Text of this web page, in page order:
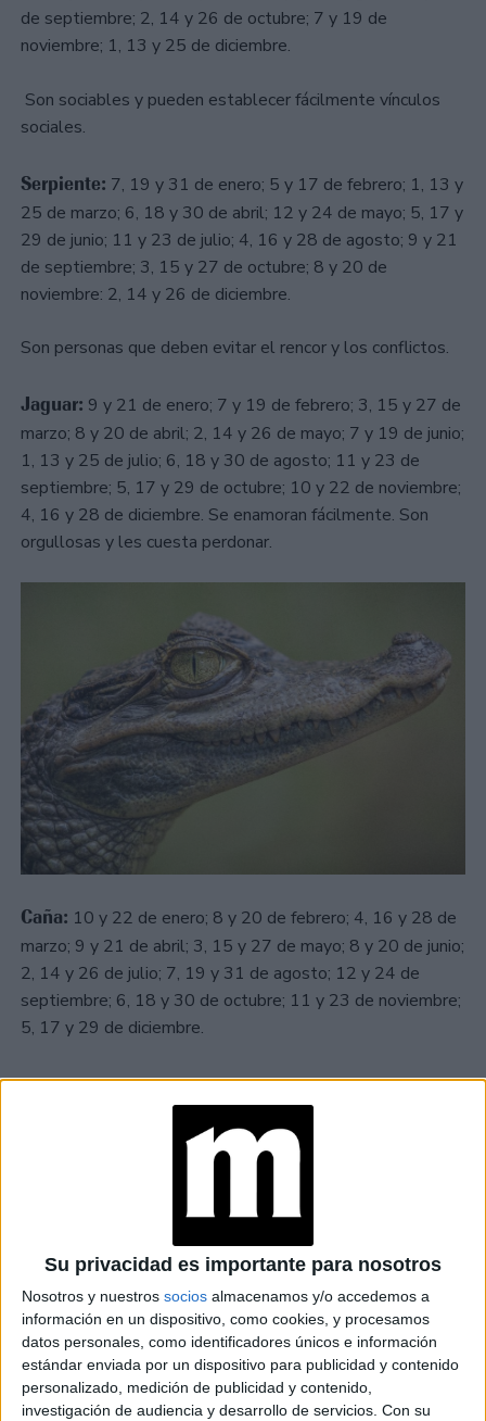
Su privacidad es importante para nosotros
Nosotros y nuestros socios almacenamos y/o accedemos a
información en un dispositivo, como cookies, y procesamos
datos personales, como identificadores únicos e información
estándar enviada por un dispositivo para publicidad y contenido
personalizado, medición de publicidad y contenido,
investigación de audiencia y desarrollo de servicios. Con su
de septiembre; 2, 14 y 26 de octubre; 7 y 19 de
noviembre; 1, 13 y 25 de diciembre.
Son sociables y pueden establecer fácilmente vínculos
sociales.
Serpiente: 7, 19 y 31 de enero; 5 y 17 de febrero; 1, 13 y
25 de marzo; 6, 18 y 30 de abril; 12 y 24 de mayo; 5, 17 y
29 de junio; 11 y 23 de julio; 4, 16 y 28 de agosto; 9 y 21
de septiembre; 3, 15 y 27 de octubre; 8 y 20 de
noviembre: 2, 14 y 26 de diciembre.
Son personas que deben evitar el rencor y los conflictos.
Jaguar: 9 y 21 de enero; 7 y 19 de febrero; 3, 15 y 27 de
marzo; 8 y 20 de abril; 2, 14 y 26 de mayo; 7 y 19 de junio;
1, 13 y 25 de julio; 6, 18 y 30 de agosto; 11 y 23 de
septiembre; 5, 17 y 29 de octubre; 10 y 22 de noviembre;
4, 16 y 28 de diciembre. Se enamoran fácilmente. Son
orgullosas y les cuesta perdonar.
Caña: 10 y 22 de enero; 8 y 20 de febrero; 4, 16 y 28 de
marzo; 9 y 21 de abril; 3, 15 y 27 de mayo; 8 y 20 de junio;
2, 14 y 26 de julio; 7, 19 y 31 de agosto; 12 y 24 de
septiembre; 6, 18 y 30 de octubre; 11 y 23 de noviembre;
5, 17 y 29 de diciembre.
TAMBIÉN TE PUEDE INTERESAR
HORÓSCOPO: LOS 5
SIGNOS MÁS
SEXUALES
HORÓSCOPO:
ESTOS SON LOS
SIGNOS MENOS
COMPATIBLES EN LA
AMISTAD
HORÓSCOPO:
CUÁLES SON LOS